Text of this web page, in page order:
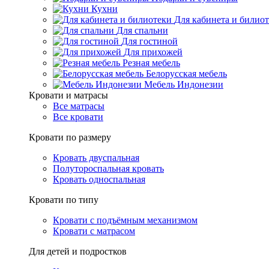
Кухни
Для кабинета и
Для спальни
Для гостиной
Для прихожей
Резная мебель
Белорусская мебель
Мебель Индонезии
Кровати и матрасы
Все матрасы
Все кровати
Кровати по размеру
Кровать двуспальная
Полутороспальная кровать
Кровать односпальная
Кровати по типу
Кровати с подъёмным механизмом
Кровати с матрасом
Для детей и подростков